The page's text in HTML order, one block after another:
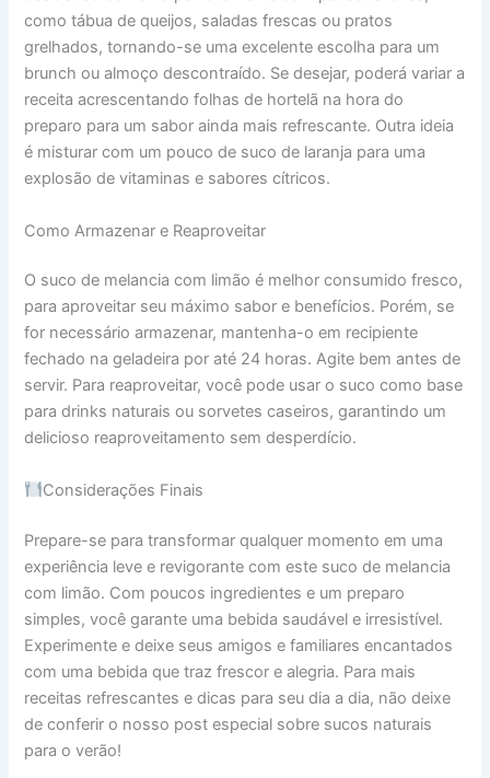
como tábua de queijos, saladas frescas ou pratos
grelhados, tornando-se uma excelente escolha para um
brunch ou almoço descontraído. Se desejar, poderá variar a
receita acrescentando folhas de hortelã na hora do
preparo para um sabor ainda mais refrescante. Outra ideia
é misturar com um pouco de suco de laranja para uma
explosão de vitaminas e sabores cítricos.
Como Armazenar e Reaproveitar
O suco de melancia com limão é melhor consumido fresco,
para aproveitar seu máximo sabor e benefícios. Porém, se
for necessário armazenar, mantenha-o em recipiente
fechado na geladeira por até 24 horas. Agite bem antes de
servir. Para reaproveitar, você pode usar o suco como base
para drinks naturais ou sorvetes caseiros, garantindo um
delicioso reaproveitamento sem desperdício.
Considerações Finais
Prepare-se para transformar qualquer momento em uma
experiência leve e revigorante com este suco de melancia
com limão. Com poucos ingredientes e um preparo
simples, você garante uma bebida saudável e irresistível.
Experimente e deixe seus amigos e familiares encantados
com uma bebida que traz frescor e alegria. Para mais
receitas refrescantes e dicas para seu dia a dia, não deixe
de conferir o nosso post especial sobre sucos naturais
para o verão!